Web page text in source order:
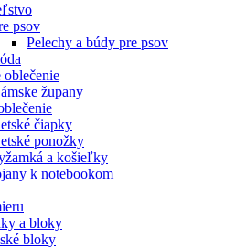
psov
Pelechy a búdy pre psov
oblečenie
župany
čiapky
ponožky
a košieľky
k notebookom
a bloky
bloky